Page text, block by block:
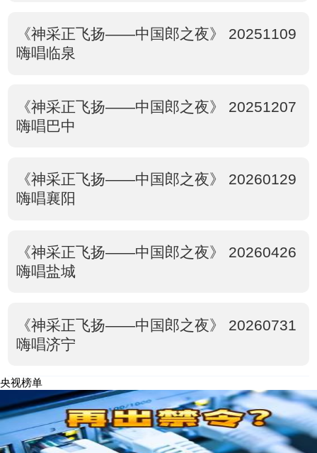
《神采正飞扬——中国郎之夜》 20251109
嗨唱临泉
《神采正飞扬——中国郎之夜》 20251207
嗨唱巴中
《神采正飞扬——中国郎之夜》 20260129
嗨唱襄阳
《神采正飞扬——中国郎之夜》 20260426
嗨唱盐城
《神采正飞扬——中国郎之夜》 20260731
嗨唱济宁
央视榜单